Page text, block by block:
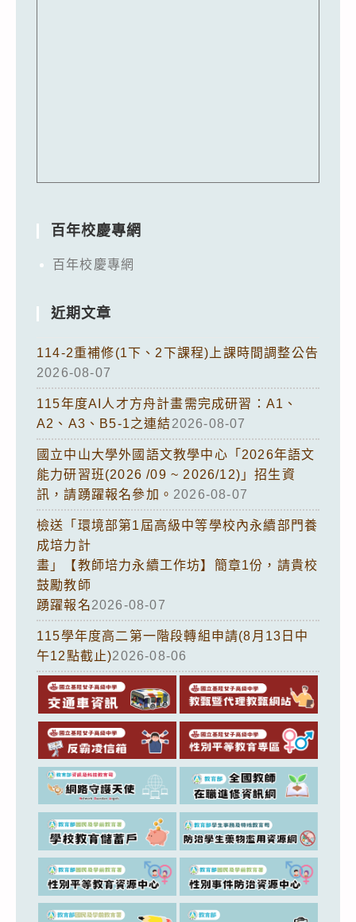
百年校慶專網
百年校慶專網
近期文章
114-2重補修(1下、2下課程)上課時間調整公告
2026-08-07
115年度AI人才方舟計畫需完成研習：A1、
A2、A3、B5-1之連結2026-08-07
國立中山大學外國語文教學中心「2026年語文
能力研習班(2026 /09 ~ 2026/12)」招生資
訊，請踴躍報名參加。 2026-08-07
檢送「環境部第1屆高級中等學校內永續部門養
成培力計
畫」【教師培力永續工作坊】簡章1份，請貴校
鼓勵教師
踴躍報名2026-08-07
115學年度高二第一階段轉組申請(8月13日中
午12點截止)2026-08-06